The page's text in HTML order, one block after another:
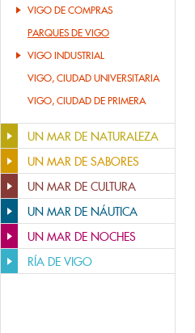
VIGO DE COMPRAS
PARQUES DE VIGO
VIGO INDUSTRIAL
VIGO, CIUDAD UNIVERSITARIA
VIGO, CIUDAD DE PRIMERA
UN MAR DE NATURALEZA
UN MAR DE SABORES
UN MAR DE CULTURA
UN MAR DE NÁUTICA
UN MAR DE NOCHES
RÍA DE VIGO